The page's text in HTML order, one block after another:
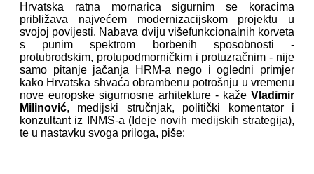
Hrvatska ratna mornarica sigurnim se koracima
približava najvećem modernizacijskom projektu u
svojoj povijesti. Nabava dviju višefunkcionalnih korveta
s punim spektrom borbenih sposobnosti -
protubrodskim, protupodmorničkim i protuzračnim - nije
samo pitanje jačanja HRM-a nego i ogledni primjer
kako Hrvatska shvaća obrambenu potrošnju u vremenu
nove europske sigurnosne arhitekture - kaže Vladimir
Milinović, medijski stručnjak, politički komentator i
konzultant iz INMS-a (Ideje novih medijskih strategija),
te u nastavku svoga priloga, piše: